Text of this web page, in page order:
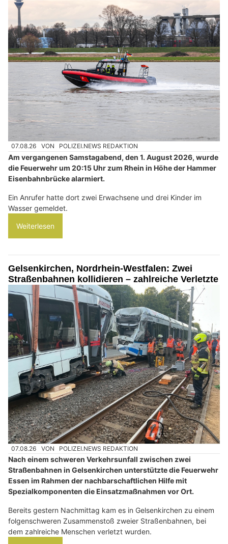
07.08.26 VON POLIZEI.NEWS REDAKTION
Am vergangenen Samstagabend, den 1. August 2026, wurde
die Feuerwehr um 20:15 Uhr zum Rhein in Höhe der Hammer
Eisenbahnbrücke alarmiert.
Ein Anrufer hatte dort zwei Erwachsene und drei Kinder im
Wasser gemeldet.
Weiterlesen
Gelsenkirchen, Nordrhein-Westfalen: Zwei
Straßenbahnen kollidieren – zahlreiche Verletzte
07.08.26 VON POLIZEI.NEWS REDAKTION
Nach einem schweren Verkehrsunfall zwischen zwei
Straßenbahnen in Gelsenkirchen unterstützte die Feuerwehr
Essen im Rahmen der nachbarschaftlichen Hilfe mit
Spezialkomponenten die Einsatzmaßnahmen vor Ort.
Bereits gestern Nachmittag kam es in Gelsenkirchen zu einem
folgenschweren Zusammenstoß zweier Straßenbahnen, bei
dem zahlreiche Menschen verletzt wurden.